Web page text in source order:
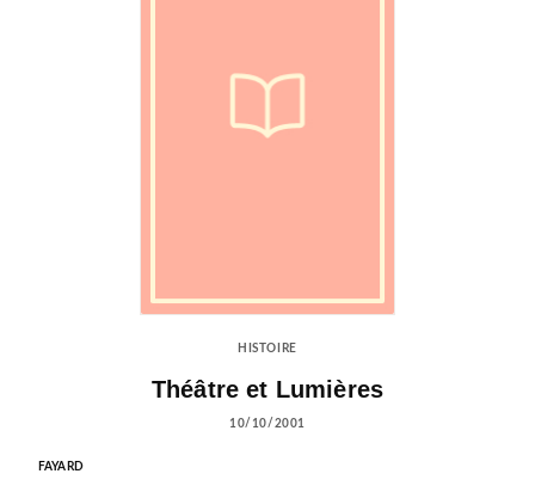
HISTOIRE
Théâtre et Lumières
10/10/2001
FAYARD